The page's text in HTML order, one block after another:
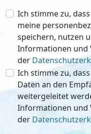
Ich stimme zu,
meine
speichern, nutzen und verarbeiten darf. Weitere
Informationen und
der
Ich stimme zu,
Daten an den
weitergeleitet werden dürfen. Weitere
Informationen und
der